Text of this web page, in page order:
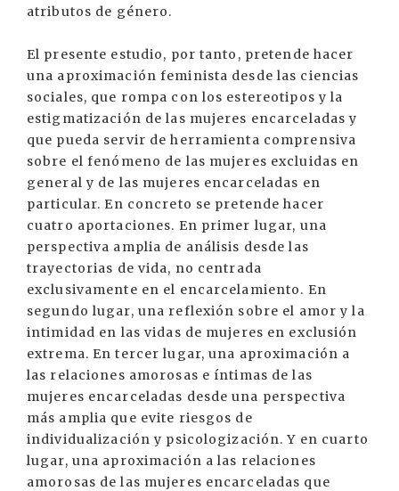
atributos de género.
El presente estudio, por tanto, pretende hacer
una aproximación feminista desde las ciencias
sociales, que rompa con los estereotipos y la
estigmatización de las mujeres encarceladas y
que pueda servir de herramienta comprensiva
sobre el fenómeno de las mujeres excluidas en
general y de las mujeres encarceladas en
particular. En concreto se pretende hacer
cuatro aportaciones. En primer lugar, una
perspectiva amplia de análisis desde las
trayectorias de vida, no centrada
exclusivamente en el encarcelamiento. En
segundo lugar, una reflexión sobre el amor y la
intimidad en las vidas de mujeres en exclusión
extrema. En tercer lugar, una aproximación a
las relaciones amorosas e íntimas de las
mujeres encarceladas desde una perspectiva
más amplia que evite riesgos de
individualización y psicologización. Y en cuarto
lugar, una aproximación a las relaciones
amorosas de las mujeres encarceladas que